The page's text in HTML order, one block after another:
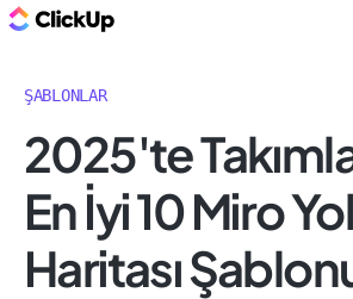
ŞABLONLAR
2025'te
En İyi 10 Miro Yol
Haritası